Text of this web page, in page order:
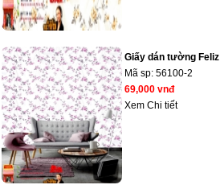
Giấy dán tường Feliz
Mã sp: 56100-2
69,000 vnđ
Xem Chi tiết